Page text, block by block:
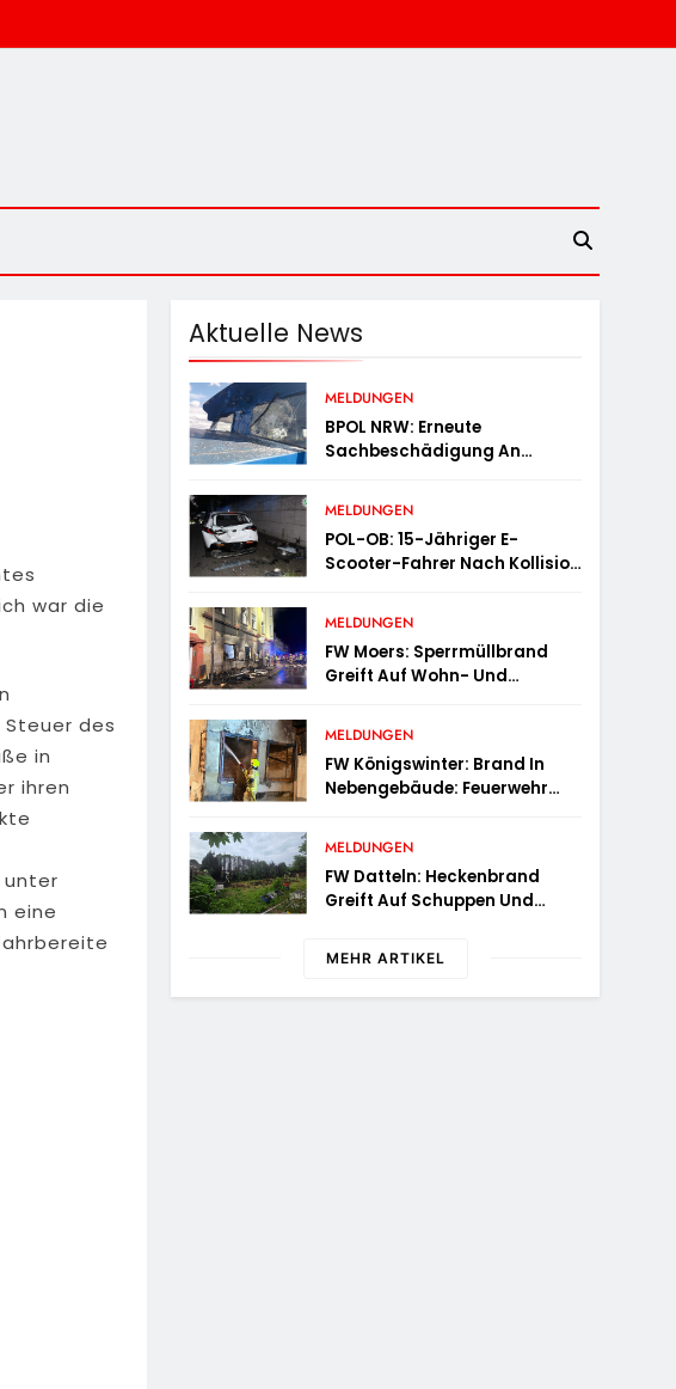
war die
des
in
ihren
unter
eine
Aktuelle News
MELDUNGEN
BPOL NRW: Erneute
Sachbeschädigung An
MELDUNGEN
POL-OB: 15-Jähriger E-
Scooter-Fahrer Nach Kollision
Schwer Verletzt
MELDUNGEN
FW Moers: Sperrmüllbrand
Greift Auf Wohn- Und
MELDUNGEN
FW Königswinter: Brand In
Nebengebäude: Feuerwehr
Wohnhäuser
MELDUNGEN
FW Datteln: Heckenbrand
Greift Auf Schuppen Und
MEHR ARTIKEL